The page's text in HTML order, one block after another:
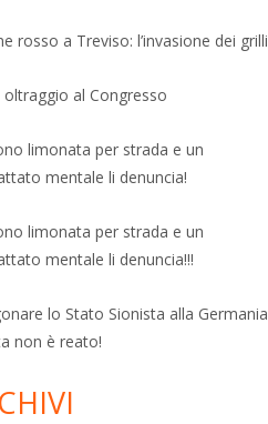
rosso a Treviso: l’invasione dei grilli
oltraggio al Congresso
limonata per strada e un
mentale li denuncia!
limonata per strada e un
mentale li denuncia!!!
lo Stato Sionista alla Germania
non è reato!